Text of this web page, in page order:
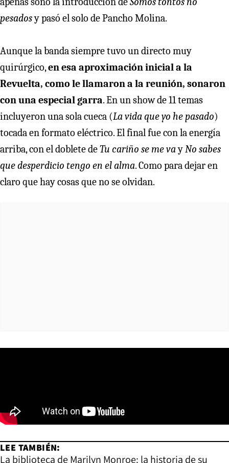
pesadosy pasó el solo de Pancho Molina.
Aunque la banda siempre tuvo un directo muy
quirúrgico,en esa aproximación inicial a la
Revuelta, como le llamaron a la reunión, sonaron
con una especial garra. En un show de 11 temas
incluyeron una sola cueca (La vida que yo he pasado)
tocada en formato eléctrico. El final fue con la energía
arriba, con el doblete deTu cariño se me vayNo sabes
que desperdicio tengo en el alma. Como para dejar en
claro que hay cosas que no se olvidan.
LEE TAMBIÉN:
La biblioteca de Marilyn Monroe: la historia de su